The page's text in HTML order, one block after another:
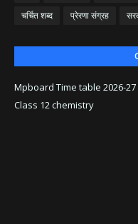
चर्चित शब्द
प्रेरणा संग्रह
Mpboard Time table 2026-27
Class 12 chemistry